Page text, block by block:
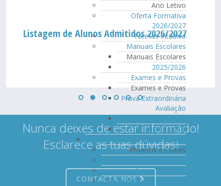
Ano Letivo
Oferta Formativa
2026/2027
Tarefas Intuitivo
Manuais Escolares
Manuais Escolares
2025/2026
Exames e Provas
Exames e Provas
Prova Extraordinária
Avaliação
Profissional
Projetos e Clubes
Projetos e Clubes
Apoio Curricular
Complemento Curricular
Listagem de Alunos Admitidos 2026/2027
Nunca deixes de estar informado!
Esclarece as tuas dúvidas!
CONTACTA-NOS